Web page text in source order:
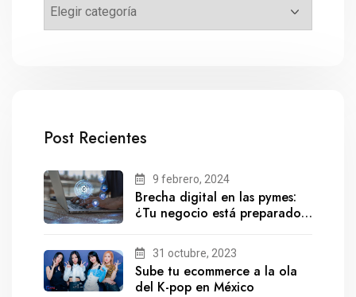
Post Recientes
9 febrero, 2024
Brecha digital en las pymes:
¿Tu negocio está preparado
31 octubre, 2023
Sube tu ecommerce a la ola
del K-pop en México